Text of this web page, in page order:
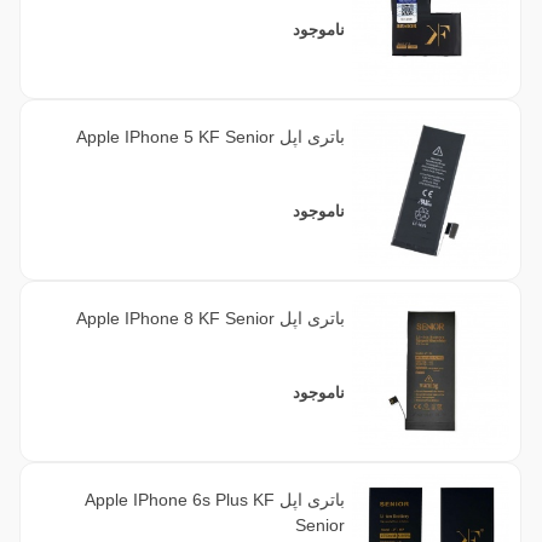
ناموجود
باتری اپل Apple IPhone 5 KF Senior
ناموجود
باتری اپل Apple IPhone 8 KF Senior
ناموجود
باتری اپل Apple IPhone 6s Plus KF
Senior